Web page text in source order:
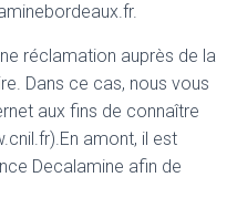
réclamation auprès de la
Dans ce cas, nous vous
aux fins de connaître
amont, il est
Decalamine afin de